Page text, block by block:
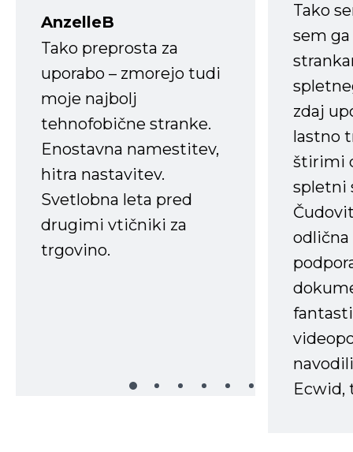
AnzelleB
Tako preprosta za
uporabo – zmorejo tudi
moje najbolj
tehnofobične stranke.
Enostavna namestitev,
hitra nastavitev.
Svetlobna leta pred
drugimi vtičniki za
trgovino.
Tako
sem
zdaj
lastno
štirimi
spletni
Ecwid,